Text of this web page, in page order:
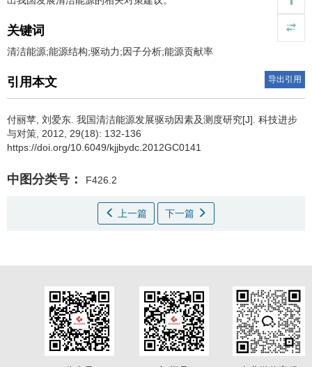
关键词
清洁能源;能源结构;驱动力;因子分析;能源贡献率
引用本文 导出引用
付丽苹 刘爱东 我国清洁能源发展驱动因素及测度研究[J]. 科技进步
与对策, 2012, 29(18): 132-136
https://doi.org/10.6049/kjjbydc.2012GC0141
中图分类号： F426.2
上一篇 下一篇